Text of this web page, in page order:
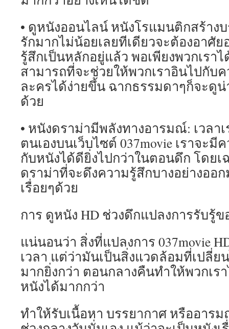
• ดูหนังออนไลน์ หนังโรแมนติกสร้าง
รักมากไม่น้อยเลยทีเดียวจะต้องอาศั
รู้สึกเป็นหลักอยู่แล้ว พอเพียงพวกเรา
สามารถที่จะช่วยให้พวกเราอินไปกับ
ละครได้ง่ายขึ้น ฉากธรรมดาๆก็จะดู
ด้วย
• หนังดราม่ามีพลังทางอารมณ์: เวลา
ตนเองบนเว็บไซต์ 037movie เราจะมี
กับหนังได้ดียิ่งไปกว่าในตอนดึก โดยเ
ดราม่าที่จะดึงความรู้สึกบางอย่างออ
เรื่อยๆด้วย
การ ดูหนัง HD ช่วงดึกแปลงการรับรู้
แน่นอนว่า สิ่งที่แปลงการ 037movie
เวลา แต่ว่ามันเป็นสิ่งแวดล้อมที่เปลี่ย
มากยิ่งกว่า ตอนกลางคืนทำให้พวกเร
หนังได้มากกว่า
ทำให้รับเนื้อหา บรรยากาศ หรืออาร